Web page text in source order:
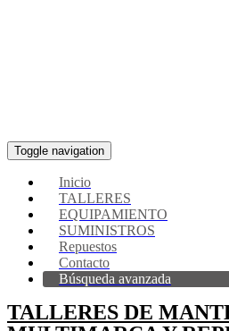
Toggle navigation
Inicio
TALLERES
EQUIPAMIENTO
SUMINISTROS
Repuestos
Contacto
Búsqueda avanzada
TALLERES DE